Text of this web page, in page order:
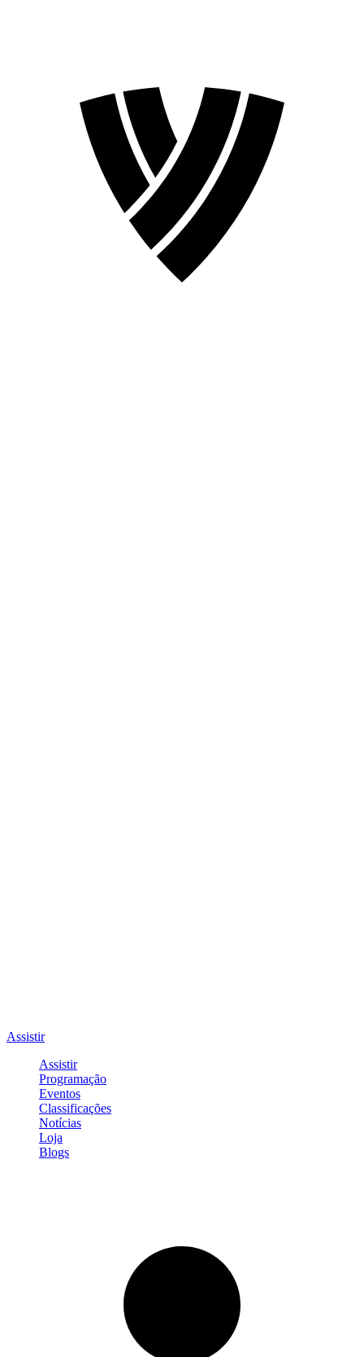
Assistir
Assistir
Programação
Eventos
Classificações
Notícias
Loja
Blogs